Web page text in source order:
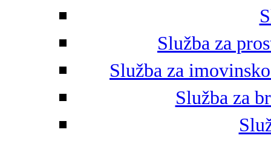
Služba za
Služba za
Služba za